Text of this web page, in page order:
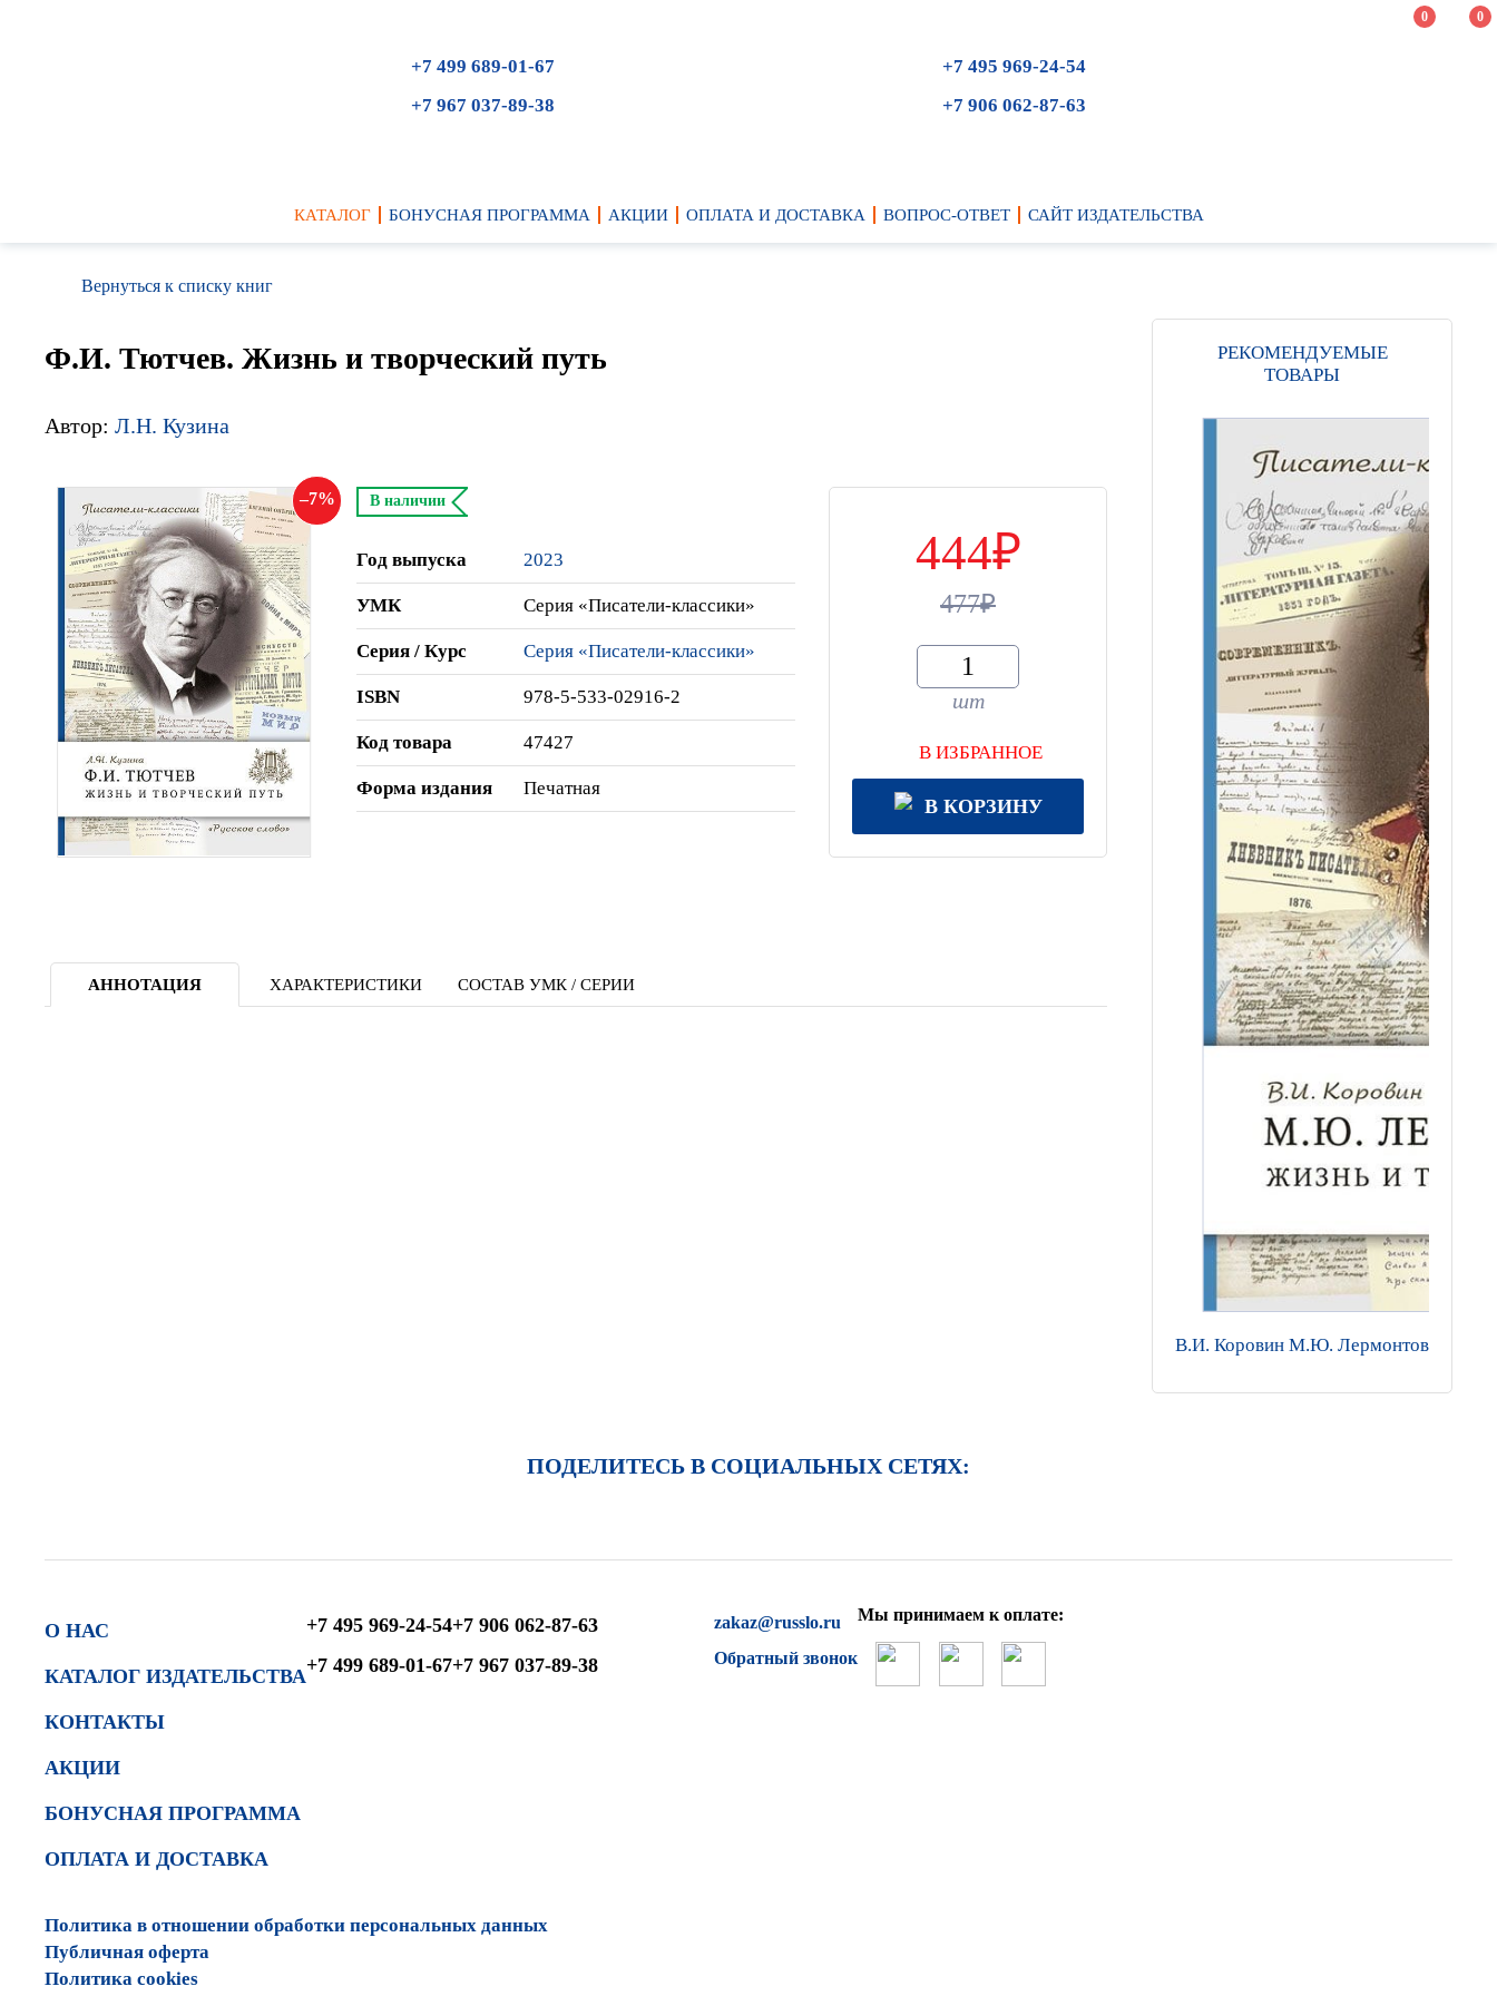
0 0
+7 499 689-01-67
+7 967 037-89-38
+7 495 969-24-54
+7 906 062-87-63
КАТАЛОГ БОНУСНАЯ ПРОГРАММА АКЦИИ ОПЛАТА И ДОСТАВКА ВОПРОС-ОТВЕТ САЙТ ИЗДАТЕЛЬСТВА
Вернуться к списку книг
Ф.И. Тютчев. Жизнь и творческий путь
Автор: Л.Н. Кузина
7 В наличии
Год выпуска 2023
УМК Серия «Писатели-классики»
Серия / Курс Серия «Писатели-классики»
ISBN 978-5-533-02916-2
Код товара 47427
Форма издания Печатная
444
477
шт
В ИЗБРАННОЕ
В КОРЗИНУ
АННОТАЦИЯ ХАРАКТЕРИСТИКИ СОСТАВ УМК / СЕРИИ
РЕКОМЕНДУЕМЫЕ
ТОВАРЫ
В.И. Коровин М.Ю. Лермонтов. Жизнь
ПОДЕЛИТЕСЬ В СОЦИАЛЬНЫХ СЕТЯХ:
О НАС
КАТАЛОГ ИЗДАТЕЛЬСТВА
КОНТАКТЫ
АКЦИИ
БОНУСНАЯ ПРОГРАММА
ОПЛАТА И ДОСТАВКА
+7 495 969-24-54
+7 499 689-01-67
+7 906 062-87-63
+7 967 037-89-38
zakaz@russlo.ru
Обратный звонок
Мы принимаем к оплате:
Политика в отношении обработки персональных данных
Публичная оферта
Политика cookies